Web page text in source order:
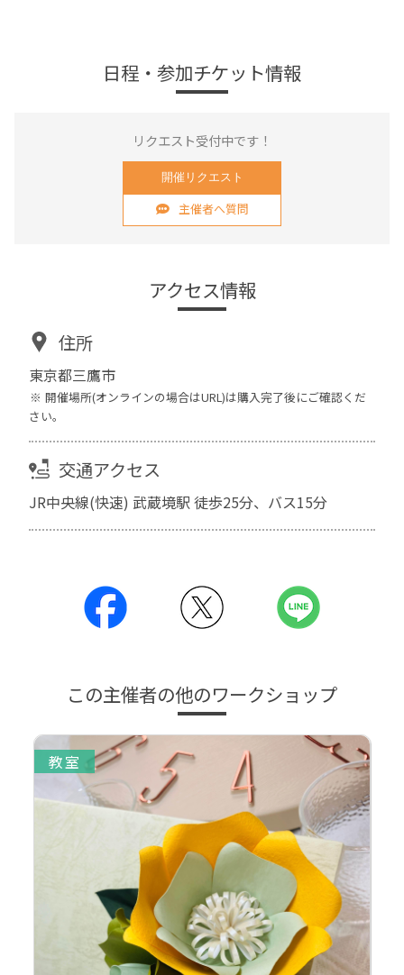
日程・参加チケット情報
リクエスト受付中です！
開催リクエスト
主催者へ質問
アクセス情報
住所
東京都三鷹市
開催場所(オンラインの場合はURL)は購入完了後にご確認くだ
さい。
交通アクセス
JR中央線(快速) 武蔵境駅 徒歩25分、バス15分
この主催者の他のワークショップ
教室